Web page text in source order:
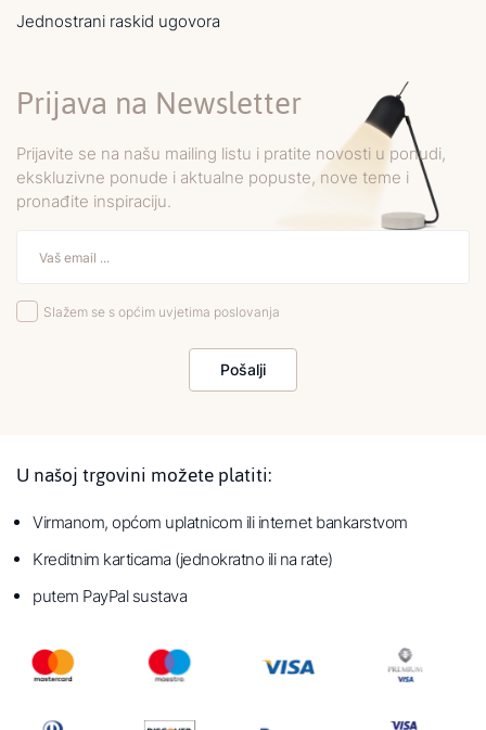
Jednostrani raskid ugovora
Prijava na Newsletter
Prijavite se na našu mailing listu i pratite novosti u ponudi,
ekskluzivne ponude i aktualne popuste, nove teme i
pronađite inspiraciju.
Slažem se s općim uvjetima poslovanja
Pošalji
U našoj trgovini možete platiti:
Virmanom, općom uplatnicom ili internet bankarstvom
Kreditnim karticama (jednokratno ili na rate)
putem PayPal sustava